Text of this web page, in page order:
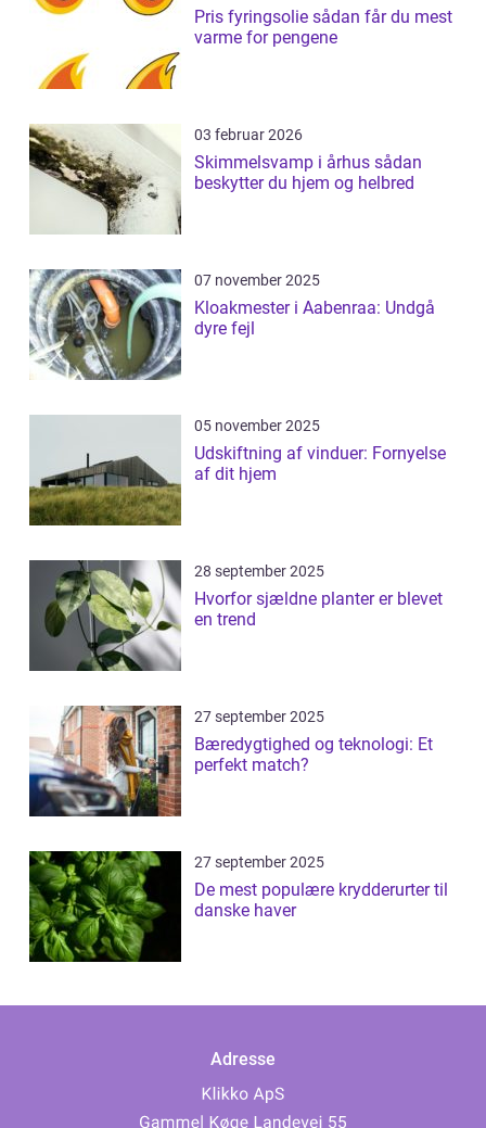
Pris fyringsolie sådan får du mest
varme for pengene
03 februar 2026
Skimmelsvamp i århus sådan
beskytter du hjem og helbred
07 november 2025
Kloakmester i Aabenraa: Undgå
dyre fejl
05 november 2025
Udskiftning af vinduer: Fornyelse
af dit hjem
28 september 2025
Hvorfor sjældne planter er blevet
en trend
27 september 2025
Bæredygtighed og teknologi: Et
perfekt match?
27 september 2025
De mest populære krydderurter til
danske haver
Adresse